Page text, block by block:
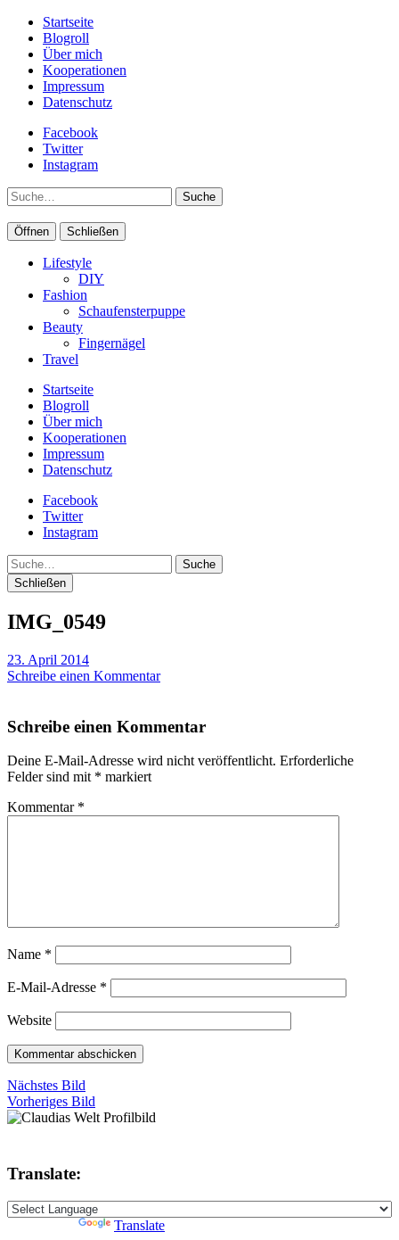
Startseite
Blogroll
Über mich
Kooperationen
Impressum
Datenschutz
Facebook
Twitter
Instagram
Suche
Öffnen Schließen
Lifestyle
DIY
Fashion
Schaufensterpuppe
Beauty
Fingernägel
Travel
Startseite
Blogroll
Über mich
Kooperationen
Impressum
Datenschutz
Facebook
Twitter
Instagram
Suche
Schließen
IMG_0549
23. April 2014
Schreibe einen Kommentar
Schreibe einen Kommentar
Deine E-Mail-Adresse wird nicht veröffentlicht. Erforderliche
Felder sind mit * markiert
Kommentar *
Name *
E-Mail-Adresse *
Website
Nächstes Bild
Vorheriges Bild
Translate:
Translate